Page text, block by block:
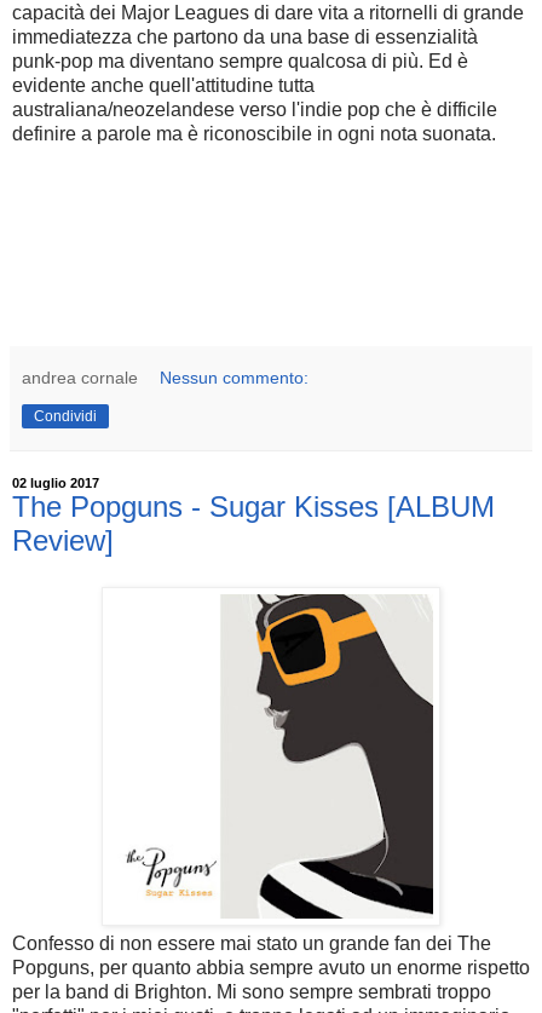
capacità dei Major Leagues di dare vita a ritornelli di grande
immediatezza che partono da una base di essenzialità
punk-pop ma diventano sempre qualcosa di più. Ed è
evidente anche quell'attitudine tutta
australiana/neozelandese verso l'indie pop che è difficile
definire a parole ma è riconoscibile in ogni nota suonata.
andrea cornale Nessun commento:
Condividi
02 luglio 2017
The Popguns - Sugar Kisses [ALBUM
Review]
Confesso di non essere mai stato un grande fan dei The
Popguns, per quanto abbia sempre avuto un enorme rispetto
per la band di Brighton. Mi sono sempre sembrati troppo